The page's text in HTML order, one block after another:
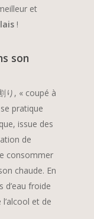
et
!
son
り, « coupé à
se pratique
issue des
de
consommer
chaude. En
d’eau froide
et de